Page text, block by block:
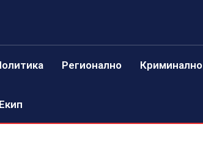
Регионално Криминално
Екип